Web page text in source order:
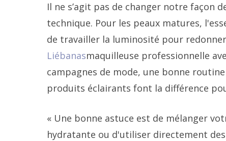
Il ne s’agit pas de changer notre façon
technique. Pour les peaux matures,
de travailler la luminosité pour
Liébanasmaquilleuse professionnelle
campagnes de mode, une bonne
produits éclairants font la différence
« Une bonne astuce est de mélanger
hydratante ou d'utiliser directement